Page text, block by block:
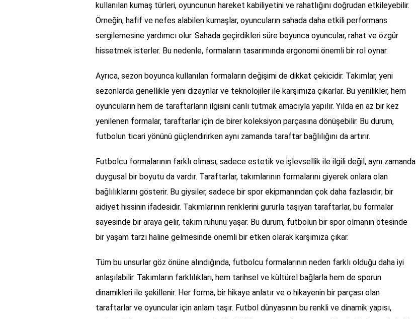
kullanılan kumaş türleri, oyuncunun hareket kabiliyetini ve rahatlığını doğrudan etkileyebilir.
Örneğin, hafif ve nefes alabilen kumaşlar, oyuncuların sahada daha etkili performans
sergilemesine yardımcı olur. Sahada geçirdikleri süre boyunca oyuncular, rahat ve özgür
hissetmek isterler. Bu nedenle, formaların tasarımında ergonomi önemli bir rol oynar.
Ayrıca, sezon boyunca kullanılan formaların değişimi de dikkat çekicidir. Takımlar, yeni
sezonlarda genellikle yeni dizaynlar ve teknolojiler ile karşımıza çıkarlar. Bu yenilikler, hem
oyuncuların hem de taraftarların ilgisini canlı tutmak amacıyla yapılır. Yılda en az bir kez
yenilenen formalar, taraftarlar için de birer koleksiyon parçasına dönüşebilir. Bu durum,
futbolun ticari yönünü güçlendirirken aynı zamanda taraftar bağlılığını da artırır.
Futbolcu formalarının farklı olması, sadece estetik ve işlevsellik ile ilgili değil, aynı zamanda
duygusal bir boyutu da vardır. Taraftarlar, takımlarının formalarını giyerek onlara olan
bağlılıklarını gösterir. Bu giysiler, sadece bir spor ekipmanından çok daha fazlasıdır; bir
aidiyet hissinin ifadesidir. Takımlarının renklerini gururla taşıyan taraftarlar, bu formalar
sayesinde bir araya gelir, takım ruhunu yaşar. Bu durum, futbolun bir spor olmanın ötesinde
bir yaşam tarzı haline gelmesinde önemli bir etken olarak karşımıza çıkar.
Tüm bu unsurlar göz önüne alındığında, futbolcu formalarının neden farklı olduğu daha iyi
anlaşılabilir. Takımların farklılıkları, hem tarihsel ve kültürel bağlarla hem de sporun
dinamikleri ile şekillenir. Her forma, bir hikaye anlatır ve o hikayenin bir parçası olan
taraftarlar ve oyuncular için anlam taşır. Futbol dünyasının bu renkli ve dinamik yapısı,